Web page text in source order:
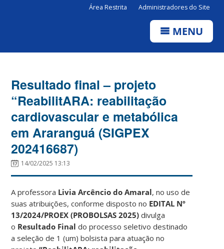
Área Restrita Administradores do Site
MENU
Resultado final – projeto
“ReabilitARA: reabilitação
cardiovascular e metabólica
em Araranguá (SIGPEX
202416687)
14/02/2025 13:13
A professora Livia Arcêncio do Amaral, no uso de
suas atribuições, conforme disposto no EDITAL Nº
13/2024/PROEX (PROBOLSAS 2025)divulga
o Resultado Finaldo processo seletivo destinado
a seleção de 1 (um) bolsista para atuação no